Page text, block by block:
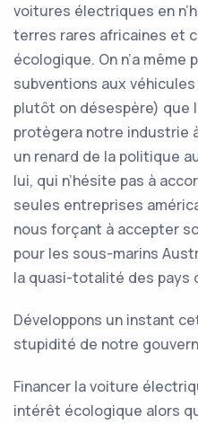
voitures électriques en
terres rares africaines et
écologique. On n’a même
subventions aux
plutôt on désespère) que
protègera notre industrie
un renard de la politique
lui, qui n’hésite pas à
seules entreprises
nous forçant à accepter
pour les sous-marins
la quasi-totalité des pays
Développons un instant
stupidité de notre
Financer la voiture
intérêt écologique alors